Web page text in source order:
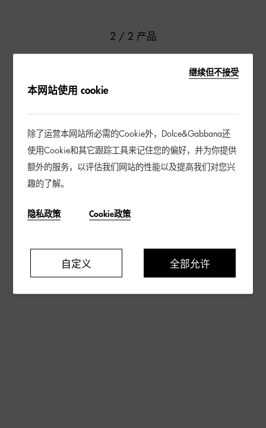
2 / 2 产品
继续但不接受
本网站使用 cookie
除了运营本网站所必需的Cookie外，Dolce&Gabbana还
使用Cookie和其它跟踪工具来记住您的偏好，并为你提供
额外的服务，以评估我们网站的性能以及提高我们对您兴
趣的了解。
隐私政策 Cookie政策
自定义 全部允许